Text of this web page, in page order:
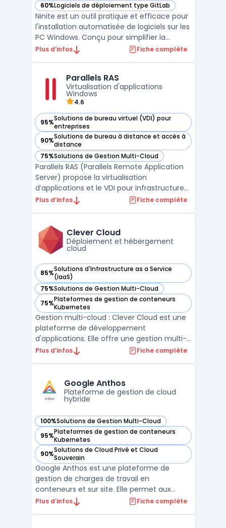
60%Logiciels de déploiement type GitLab
— voir Ninite dans cette catégorie
Ninite est un outil pratique et efficace pour
l'installation automatisée de logiciels sur les
PC Windows. Conçu pour simplifier la
gestion des applications, Ninite permet aux
Plus d’infos Fiche complète
Parallels RAS
Virtualisation d'applications
Windows
4.6
95%Solutions de bureau virtuel (VDI) pour
entreprises
— voir Parallels RAS dans cette catégorie
90%Solutions de bureau à distance et accès à
distance
— voir Parallels RAS dans cette catégorie
75%Solutions de Gestion Multi-Cloud
— voir Parallels RAS dans cette catégorie
Parallels RAS (Parallels Remote Application
Server) propose la virtualisation
d’applications et le VDI pour infrastructures
RDS Windows Server et environnements
Windows, le bureau à distance et la gestion
des accès s ...
Plus d’infos Fiche complète
Clever Cloud
Déploiement et hébergement
cloud
85%Solutions d'Infrastructure as a Service
(IaaS)
— voir Clever Cloud dans cette catégorie
75%Solutions de Gestion Multi-Cloud
— voir Clever Cloud dans cette catégorie
75%Plateformes de gestion de conteneurs
Kubernetes
— voir Clever Cloud dans cette catégorie
Gestion multi-cloud : Clever Cloud est une
plateforme de développement
d'applications. Elle offre une gestion multi-
cloud automatique pour les infrastructures
Clever Cloud, les développeurs peuvent
facilement déployer leurs ap ...
Plus d’infos Fiche complète
Google Anthos
Plateforme de gestion de cloud
hybride
100%Solutions de Gestion Multi-Cloud
— voir Google Anthos dans cette catégorie
95%Plateformes de gestion de conteneurs
Kubernetes
— voir Google Anthos dans cette catégorie
90%Solutions de Cloud Privé et Cloud
Souverain
— voir Google Anthos dans cette catégorie
Google Anthos est une plateforme de
gestion de charges de travail en
conteneurs et sur site. Elle permet aux
organisations de gérer plus efficacement
Plus d’infos Fiche complète